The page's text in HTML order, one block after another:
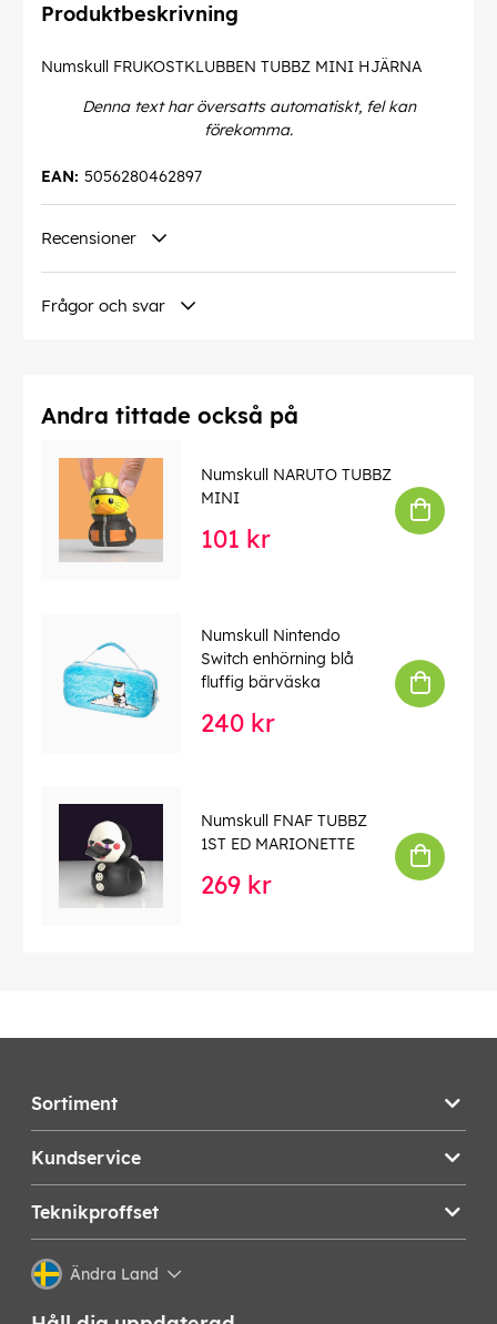
Produktbeskrivning
Numskull FRUKOSTKLUBBEN TUBBZ MINI HJÄRNA
Denna text har översatts automatiskt, fel kan
förekomma.
5056280462897
EAN:
Recensioner
Frågor och svar
Andra tittade också på
Numskull NARUTO TUBBZ
MINI
101 kr
Numskull Nintendo
Switch enhörning blå
fluffig bärväska
240 kr
Numskull FNAF TUBBZ
1ST ED MARIONETTE
269 kr
Sortiment
Kundservice
Teknikproffset
Ändra Land